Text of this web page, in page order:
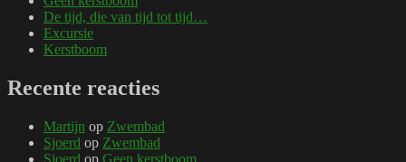
De tijd, die van tijd tot tijd…
Excursie
Kerstboom
Recente reacties
Martijn op Zwembad
Sjoerd op Zwembad
Sjoerd op Geen kerstboom